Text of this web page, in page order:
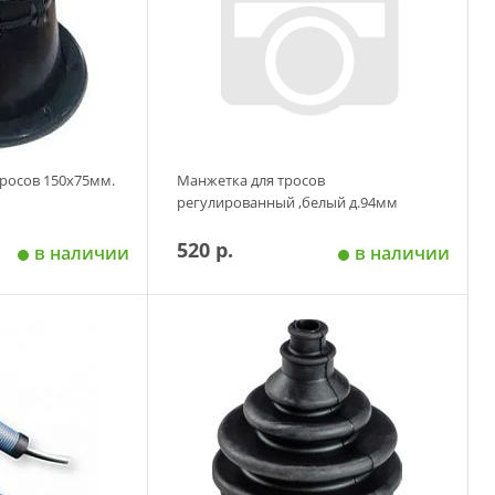
150х75мм.
в наличии
Манжетка для тросов
регулированный ,белый д.94мм
520 р. в наличии
Добавить в корзину